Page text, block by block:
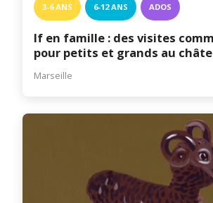
3-6 ANS 6-12 ANS ADOS
If en famille : des visites
pour petits et grands au
Marseille